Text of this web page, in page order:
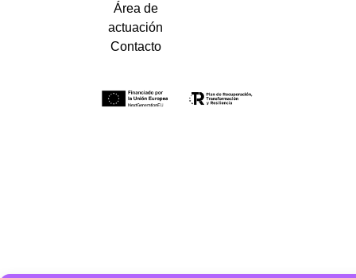
Área de
actuación
Contacto